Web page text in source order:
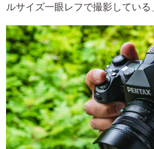
ルサイズ一眼レフで撮影している